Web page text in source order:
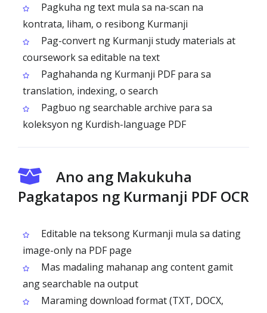
Pagkuha ng text mula sa na-scan na
kontrata, liham, o resibong Kurmanji
Pag-convert ng Kurmanji study materials at
coursework sa editable na text
Paghahanda ng Kurmanji PDF para sa
translation, indexing, o search
Pagbuo ng searchable archive para sa
koleksyon ng Kurdish-language PDF
Ano ang Makukuha
Pagkatapos ng Kurmanji PDF OCR
Editable na teksong Kurmanji mula sa dating
image-only na PDF page
Mas madaling mahanap ang content gamit
ang searchable na output
Maraming download format (TXT, DOCX,